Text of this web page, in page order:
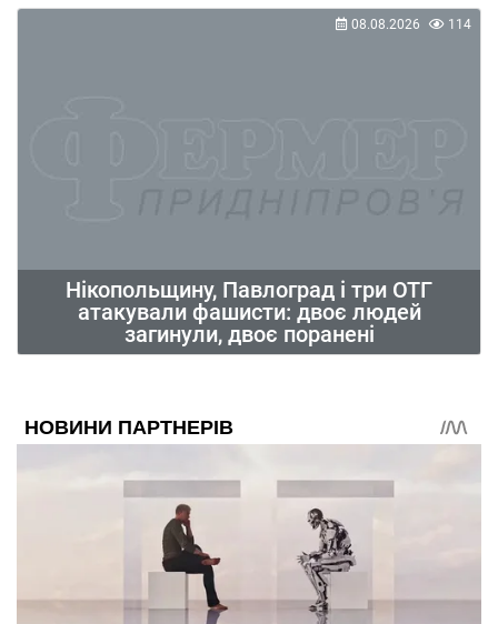
Нікопольщину, Павлоград і три ОТГ
атакували фашисти: двоє людей
загинули, двоє поранені
08.08.2026 114